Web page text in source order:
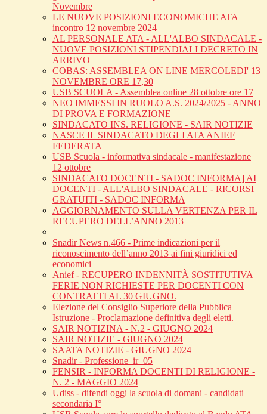
Novembre
LE NUOVE POSIZIONI ECONOMICHE ATA
incontro 12 novembre 2024
AL PERSONALE ATA - ALL'ALBO SINDACALE -
NUOVE POSIZIONI STIPENDIALI DECRETO IN
ARRIVO
COBAS: ASSEMBLEA ON LINE MERCOLEDI' 13
NOVEMBRE ORE 17,30
USB SCUOLA - Assemblea online 28 ottobre ore 17
NEO IMMESSI IN RUOLO A.S. 2024/2025 - ANNO
DI PROVA E FORMAZIONE
SINDACATO INS. RELIGIONE - SAIR NOTIZIE
NASCE IL SINDACATO DEGLI ATA ANIEF
FEDERATA
USB Scuola - informativa sindacale - manifestazione
12 ottobre
SINDACATO DOCENTI - SADOC INFORMA] AI
DOCENTI - ALL'ALBO SINDACALE - RICORSI
GRATUITI - SADOC INFORMA
AGGIORNAMENTO SULLA VERTENZA PER IL
RECUPERO DELL’ANNO 2013
Snadir News n.466 - Prime indicazioni per il
riconoscimento dell’anno 2013 ai fini giuridici ed
economici
Anief - RECUPERO INDENNITÀ SOSTITUTIVA
FERIE NON RICHIESTE PER DOCENTI CON
CONTRATTI AL 30 GIUGNO.
Elezione del Consiglio Superiore della Pubblica
Istruzione - Proclamazione definitiva degli eletti.
SAIR NOTIZINA - N.2 - GIUGNO 2024
SAIR NOTIZIE - GIUGNO 2024
SAATA NOTIZIE - GIUGNO 2024
Snadir - Professione_ir_05
FENSIR - INFORMA DOCENTI DI RELIGIONE -
N. 2 - MAGGIO 2024
Udiss - difendi oggi la scuola di domani - candidati
secondaria I°